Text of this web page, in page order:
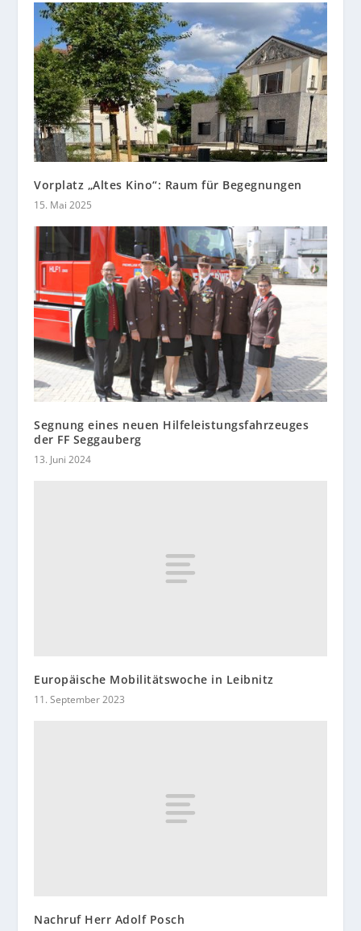
Vorplatz „Altes Kino“: Raum für Begegnungen
15. Mai 2025
Segnung eines neuen Hilfeleistungsfahrzeuges
der FF Seggauberg
13. Juni 2024
Europäische Mobilitätswoche in Leibnitz
11. September 2023
Nachruf Herr Adolf Posch